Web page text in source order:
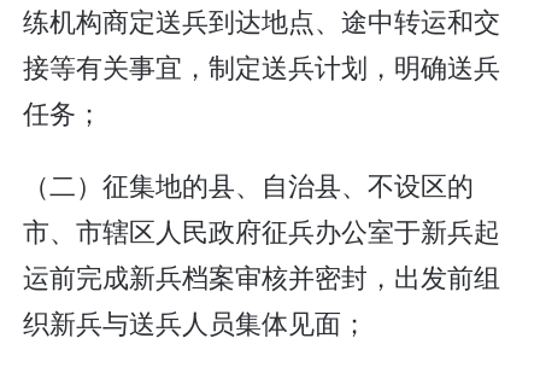
练机构商定送兵到达地点、途中转运和交
接等有关事宜，制定送兵计划，明确送兵
任务；
（二）征集地的县、自治县、不设区的
市、市辖区人民政府征兵办公室于新兵起
运前完成新兵档案审核并密封，出发前组
织新兵与送兵人员集体见面；